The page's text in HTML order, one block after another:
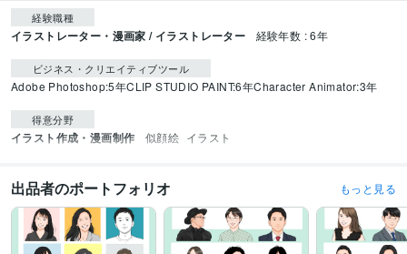
経験職種
イラストレーター・漫画家 / イラストレーター 経験年数 : 6年
ビジネス・クリエイティブツール
Adobe Photoshop:5年CLIP STUDIO PAINT:6年Character Animator:3年
得意分野
イラスト作成・漫画制作 似顔絵 イラスト
出品者のポートフォリオ もっと見る